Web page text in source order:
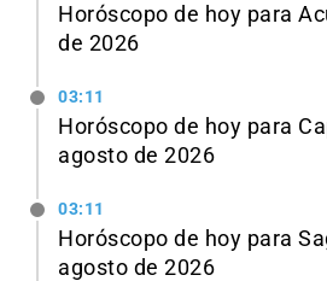
Horóscopo de hoy para
de 2026
03:11
Horóscopo de hoy para
agosto de 2026
03:11
Horóscopo de hoy para
agosto de 2026